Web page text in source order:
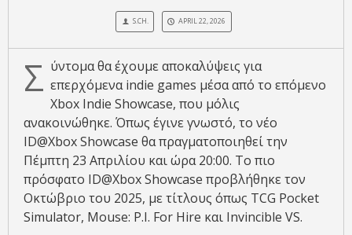
S.CH. APRIL 22, 2026
Σ ύντομα θα έχουμε αποκαλύψεις για
επερχόμενα indie games μέσα από το επόμενο
Xbox Indie Showcase, που μόλις
ανακοινώθηκε. Όπως έγινε γνωστό, το νέο
ID@Xbox Showcase θα πραγματοποιηθεί την
Πέμπτη 23 Απριλίου και ώρα 20:00. Το πιο
πρόσφατο ID@Xbox Showcase προβλήθηκε τον
Οκτώβριο του 2025, με τίτλους όπως TCG Pocket
Simulator, Mouse: P.I. For Hire και Invincible VS.